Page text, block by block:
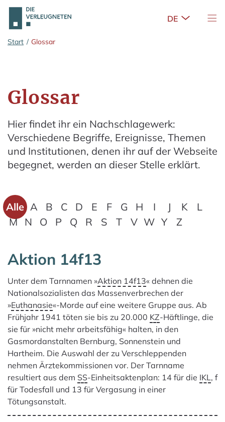
Zum Hauptinhalt springen
Start / Glossar
Glossar
Hier findet ihr ein Nachschlagewerk:
Verschiedene Begriffe, Ereignisse, Themen
und Institutionen, denen ihr auf der Webseite
begegnet, werden an dieser Stelle erklärt.
Alle A B C D E F G H I J K
L
M N O P Q R S T V W Y Z
Es gibt 77 Ergebnisse für deine Suche.
Aktion 14f13
Unter dem Tarnnamen »Aktion 14f13« dehnen die
Nationalsozialisten das Massenverbrechen der
»Euthanasie«-Morde auf eine weitere Gruppe aus. Ab
Frühjahr 1941 töten sie bis zu 20.000 KZ-Häftlinge, die
sie für »nicht mehr arbeitsfähig« halten, in den
Gasmordanstalten Bernburg, Sonnenstein und
Hartheim. Die Auswahl der zu Verschleppenden
nehmen Ärztekommissionen vor. Der Tarnname
resultiert aus dem SS-Einheitsaktenplan: 14 für die IKL, f
für Todesfall und 13 für Vergasung in einer
Tötungsanstalt.